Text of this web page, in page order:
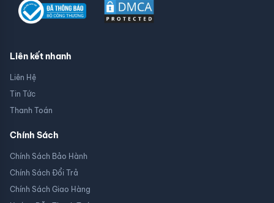
Liên kết nhanh
Liên Hệ
Tin Tức
Thanh Toán
Chính Sách
Chính Sách Bảo Hành
Chính Sách Đổi Trả
Chính Sách Giao Hàng